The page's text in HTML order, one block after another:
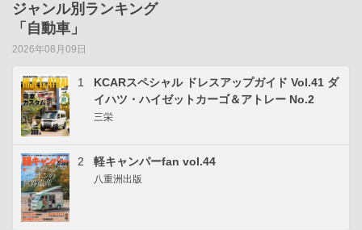
ジャンル別ランキング
「自動車」
2026年08月09日
1
KCARスペシャル ドレスアップガイド Vol.41 ダ
イハツ・ハイゼットカーゴ＆アトレー No.2
三栄
2 軽キャンパーfan vol.44
八重洲出版